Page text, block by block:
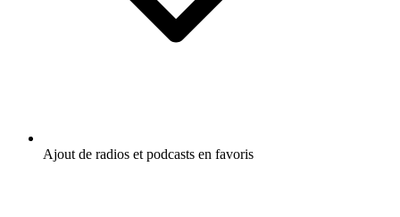
Ajout de radios et podcasts en favoris